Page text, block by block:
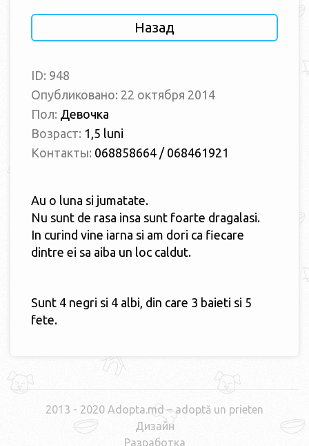
Назад
ID: 948
Опубликовано: 22 октября 2014
Пол: Девочка
Возраст: 1,5 luni
Контакты: 068858664 / 068461921
Au o luna si jumatate.
Nu sunt de rasa insa sunt foarte dragalasi.
In curind vine iarna si am dori ca fiecare
dintre ei sa aiba un loc caldut.
Sunt 4 negri si 4 albi, din care 3 baieti si 5
fete.
2013 - 2020 Adopta.md – adoptă un prieten
Дизайн
Разработка